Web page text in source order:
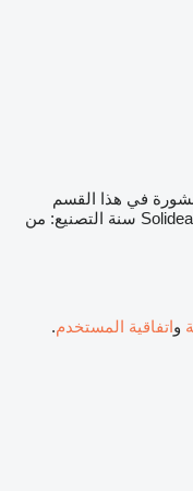
في هذا القسم
سنة التصنيع: من
واتفاقية المستخدم.